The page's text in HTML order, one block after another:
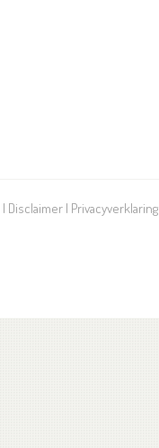
| Disclaimer | Privacyverklaring